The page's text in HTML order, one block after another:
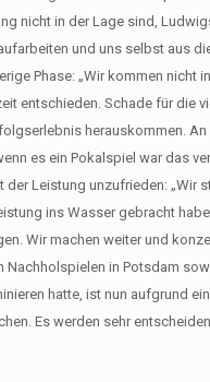
nicht in der Lage sind,
und uns selbst aus
Phase: „Wir kommen
entschieden. Schade für die
herauskommen.
es ein Pokalspiel war das
der Leistung unzufrieden:
ins Wasser gebracht
Wir machen weiter und
Nachholspielen in Potsdam
hatte, ist nun aufgrund
Es werden sehr